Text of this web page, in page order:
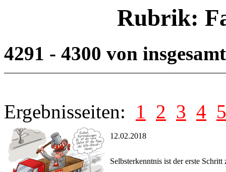
Rubrik:
4291 - 4300 von
Ergebnisseiten: 1 2 3 4 5
12.02.2018
Selbsterkenntnis ist der erste Schritt